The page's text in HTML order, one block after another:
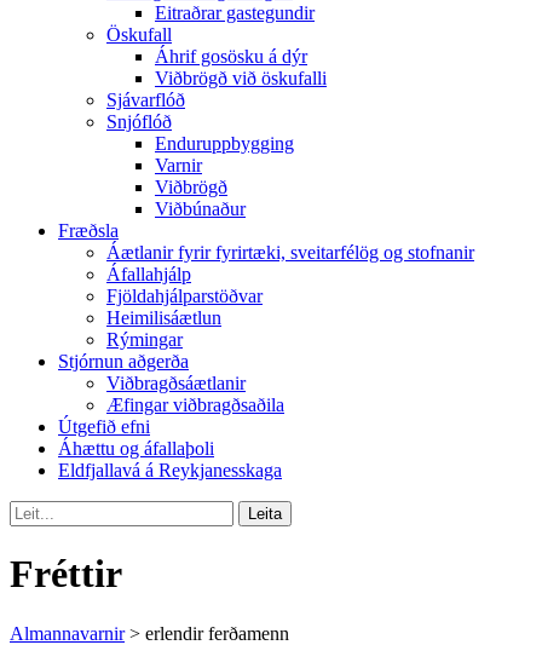
Eitraðrar gastegundir
Öskufall
Áhrif gosösku á dýr
Viðbrögð við öskufalli
Sjávarflóð
Snjóflóð
Enduruppbygging
Varnir
Viðbrögð
Viðbúnaður
Fræðsla
Áætlanir fyrir fyrirtæki, sveitarfélög og stofnanir
Áfallahjálp
Fjöldahjálparstöðvar
Heimilisáætlun
Rýmingar
Stjórnun aðgerða
Viðbragðsáætlanir
Æfingar viðbragðsaðila
Útgefið efni
Áhættu og áfallaþoli
Eldfjallavá á Reykjanesskaga
Fréttir
Almannavarnir> erlendir ferðamenn